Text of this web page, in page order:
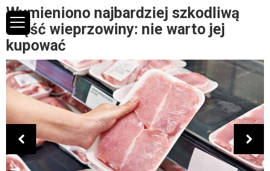
Wymieniono najbardziej szkodliwą
część wieprzowiny: nie warto jej
kupować